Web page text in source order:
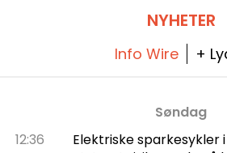
sansene dine! I tillegg frister
ultra-godt kafé: Hans & Gretel
NYHETER
Info Wire +
Søndag
12:36
Elektriske sparkesykler